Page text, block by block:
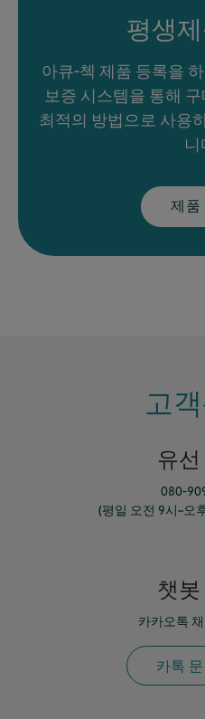
평생
아큐-첵 제품 등록을
보증 시스템을 통해
최적의 방법으로 사용
니
제품
고
유
080-
(평일 오전 9시~오
챗
카카오톡
카톡